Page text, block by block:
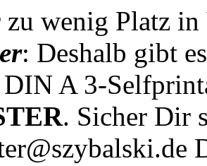
zu wenig Platz in
: Deshalb gibt
DIN A 3-
. Sicher Dir